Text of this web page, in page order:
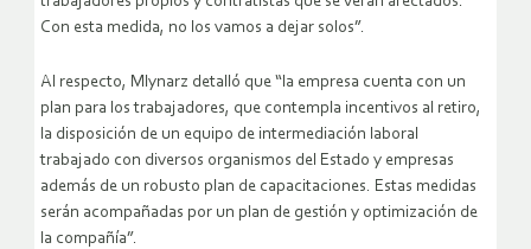
Con esta medida, no los vamos a dejar solos”.
Al respecto, Mlynarz detalló que “la empresa cuenta con un
plan para los trabajadores, que contempla incentivos al retiro,
la disposición de un equipo de intermediación laboral
trabajado con diversos organismos del Estado y empresas
además de un robusto plan de capacitaciones. Estas medidas
serán acompañadas por un plan de gestión y optimización de
la compañía”.